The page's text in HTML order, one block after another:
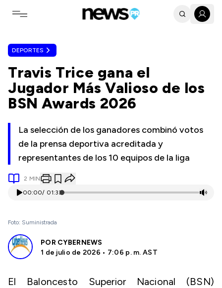
Toggle navigation menu
DEPORTES
Travis Trice gana el
Jugador Más Valioso de los
BSN Awards 2026
La selección de los ganadores combinó votos
de la prensa deportiva acreditada y
representantes de los 10 equipos de la liga
2 MIN
00:00/ 01:33
Foto: Suministrada
POR CYBERNEWS
1 de julio de 2026 • 7:06 p. m. AST
El Baloncesto Superior Nacional (BSN)